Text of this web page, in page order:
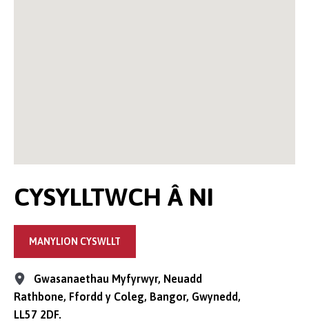
CYSYLLTWCH Â NI
MANYLION CYSWLLT
Gwasanaethau Myfyrwyr, Neuadd
Rathbone, Ffordd y Coleg, Bangor, Gwynedd,
LL57 2DF.